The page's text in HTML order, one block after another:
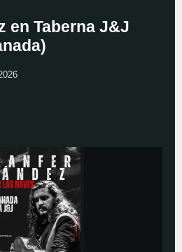
en Taberna J&J